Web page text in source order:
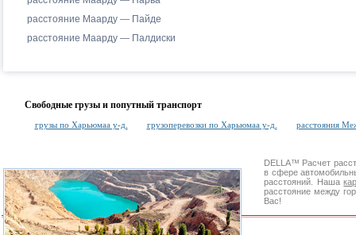
расстояние Маарду — Пайде
расстояние Маарду — Палдиски
Свободные грузы и попутный транспорт
грузы по Харьюмаа у-д. грузоперевозки по Харьюмаа у-д. расстояния
DELLA™ Расчет
в сфере
расстояний. Наша
расстояние между
Вас!